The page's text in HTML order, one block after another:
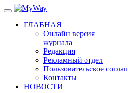
ГЛАВНАЯ
Онлайн версия
журнала
Редакция
Рекламный отдел
Пользовательское
Контакты
НОВОСТИ